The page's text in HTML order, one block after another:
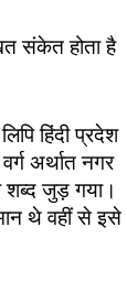
संकेत होता है
हिंदी प्रदेश
अर्थात नगर
शब्द जुड़ गया।
थे वहीं से इसे